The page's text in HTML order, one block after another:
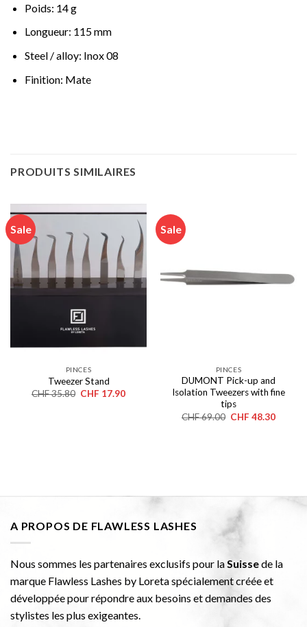
Poids: 14 g
Longueur: 115 mm
Steel / alloy: Inox 08
Finition: Mate
PRODUITS SIMILAIRES
Sale
PINCES
Tweezer Stand
CHF35.80 Le
CHF 17.90Le
Sale
PINCES
DUMONT Pick-up and
Isolation Tweezers with fine
tips
CHF69.00 Le
CHF 48.30Le
A PROPOS DE FLAWLESS LASHES
Nous sommes les partenaires exclusifs pour laSuissede la
marque Flawless Lashes by Loreta spécialement créée et
développée pour répondre aux besoins et demandes des
stylistes les plus exigeantes.